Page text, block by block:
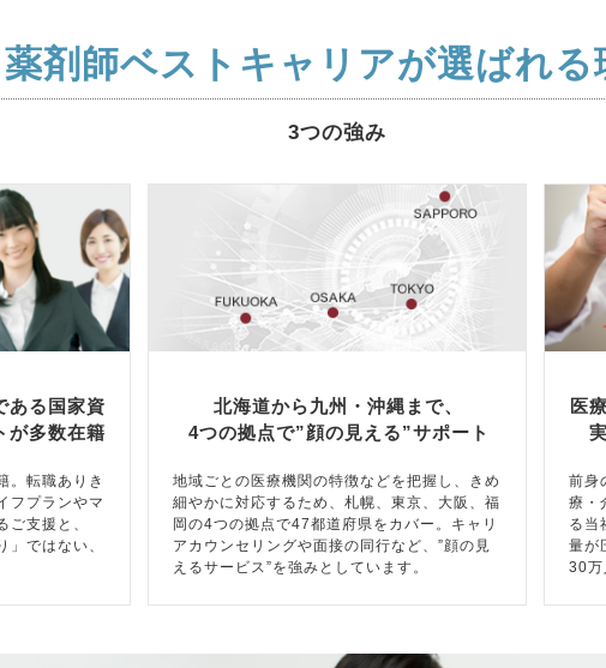
薬剤師ベストキャリアが選ばれる
3つの強み
ある国家資
が多数在籍
。転職ありき
フプランやマ
ご支援と、
」ではない、
北海道から九州・沖縄まで、
4つの拠点で”顔の見える”サポート
地域ごとの医療機関の特徴などを把握し、きめ
細やかに対応するため、札幌、東京、大阪、福
岡の4つの拠点で47都道府県をカバー。キャリ
アカウンセリングや面接の同行など、”顔の見
えるサービス”を強みとしています。
医
前身
療・
る当
量が
30万